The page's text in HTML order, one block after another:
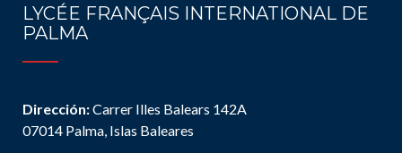
LYCÉE FRANÇAIS INTERNATIONAL DE
PALMA
Dirección:Carrer Illes Balears 142A
07014 Palma, Islas Baleares